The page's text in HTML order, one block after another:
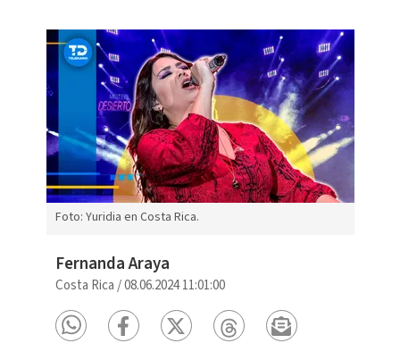
Foto: Yuridia en Costa Rica.
Fernanda Araya
Costa Rica /08.06.2024 11:01:00